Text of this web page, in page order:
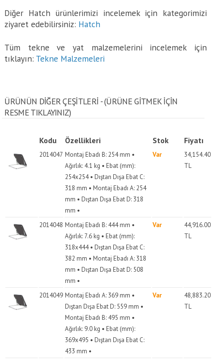
Diğer Hatch ürünlerimizi incelemek için kategorimizi
ziyaret edebilirsiniz: Hatch
Tüm tekne ve yat malzemelerini incelemek için
tıklayın: Tekne Malzemeleri
ÜRÜNÜN DİĞER ÇEŞİTLERİ - (ÜRÜNE GITMEK IÇIN
RESME TIKLAYINIZ)
Kodu Özellikleri Stok Fiyatı
2014047 Montaj Ebadı B: 254 mm •
Ağırlık: 4.1 kg • Ebat (mm):
254x254 • Dıştan Dışa Ebat C:
318 mm • Montaj Ebadı A: 254
mm • Dıştan Dışa Ebat D: 318
mm •
Var
34,154.40
TL
2014048 Montaj Ebadı B: 444 mm •
Ağırlık: 7.6 kg • Ebat (mm):
318x444 • Dıştan Dışa Ebat C:
382 mm • Montaj Ebadı A: 318
mm • Dıştan Dışa Ebat D: 508
mm •
Var
44,916.00
TL
2014049 Montaj Ebadı A: 369 mm •
Dıştan Dışa Ebat D: 559 mm •
Montaj Ebadı B: 495 mm •
Ağırlık: 9.0 kg • Ebat (mm):
369x495 • Dıştan Dışa Ebat C:
433 mm •
Var
48,883.20
TL